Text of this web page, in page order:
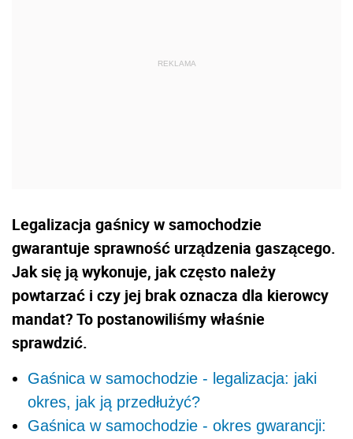
Legalizacja gaśnicy w samochodzie
gwarantuje sprawność urządzenia gaszącego.
Jak się ją wykonuje, jak często należy
powtarzać i czy jej brak oznacza dla kierowcy
mandat? To postanowiliśmy właśnie
sprawdzić.
Gaśnica w samochodzie - legalizacja: jaki
okres, jak ją przedłużyć?
Gaśnica w samochodzie - okres gwarancji: